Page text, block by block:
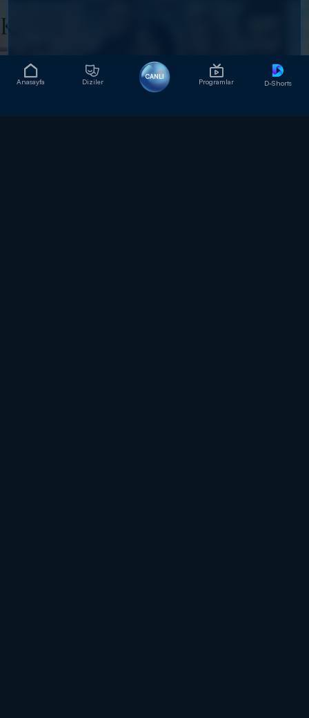
Anasayfa Diziler
CANLI
Programlar D-Shorts